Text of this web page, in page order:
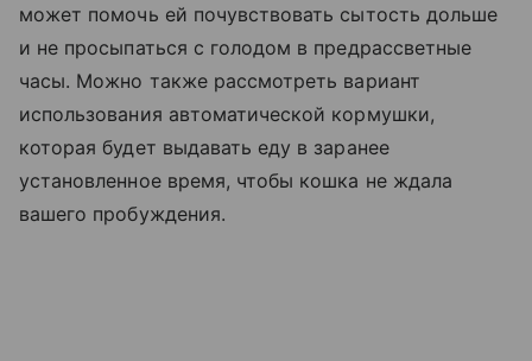
может помочь ей почувствовать сытость дольше
и не просыпаться с голодом в предрассветные
часы. Можно также рассмотреть вариант
использования автоматической кормушки,
которая будет выдавать еду в заранее
установленное время, чтобы кошка не ждала
вашего пробуждения.